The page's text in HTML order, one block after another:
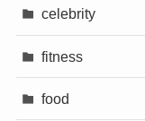
celebrity
fitness
food